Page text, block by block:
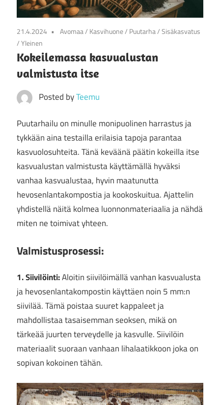
21.4.2024 Avomaa/ Kasvihuone/ Puutarha/Sisäkasvatus
/Yleinen
Kokeilemassa kasvualustan
valmistusta itse
Posted byTeemu
Puutarhailu on minulle monipuolinen harrastus ja
tykkään aina testailla erilaisia tapoja parantaa
kasvuolosuhteita. Tänä keväänä päätin kokeilla itse
kasvualustan valmistusta käyttämällä hyväksi
vanhaa kasvualustaa, hyvin maatunutta
hevosenlantakompostia ja kookoskuitua. Ajattelin
yhdistellä näitä kolmea luonnonmateriaalia ja nähdä
miten ne toimivat yhteen.
Valmistusprosessi:
1. Siivilöinti:Aloitin siivilöimällä vanhan kasvualusta
ja hevosenlantakompostin käyttäen noin 5 mm:n
siivilää. Tämä poistaa suuret kappaleet ja
mahdollistaa tasaisemman seoksen, mikä on
tärkeää juurten terveydelle ja kasvulle. Siivilöin
materiaalit suoraan vanhaan lihalaatikkoon joka on
sopivan kokoinen tähän.